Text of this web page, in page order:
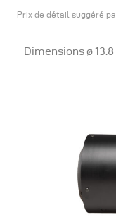
Prix de détail suggéré
- Dimensions ø